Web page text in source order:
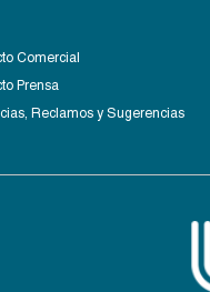
Comercial
Prensa
Reclamos y Sugerencias